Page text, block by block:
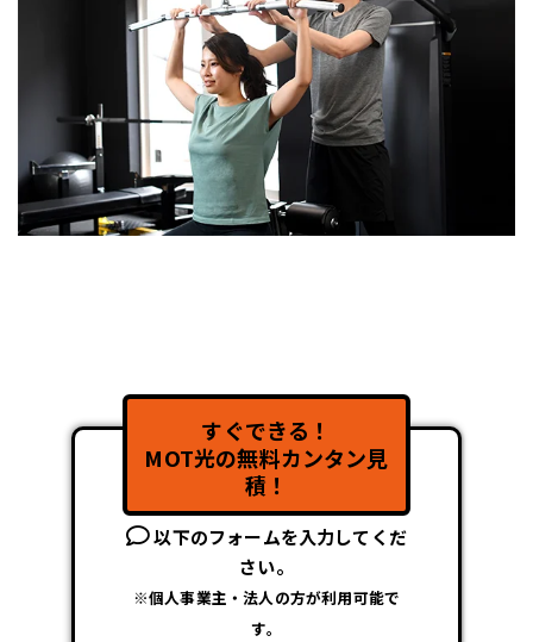
すぐできる！
MOT光の無料カンタン見
積！
以下のフォームを入力してくだ
さい。
※個人事業主・法人の方が利用可能で
す。